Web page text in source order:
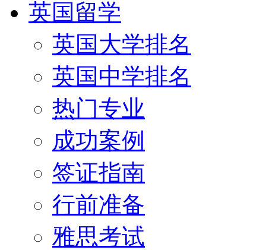
英国留学
英国大学排名
英国中学排名
热门专业
成功案例
签证指南
行前准备
雅思考试